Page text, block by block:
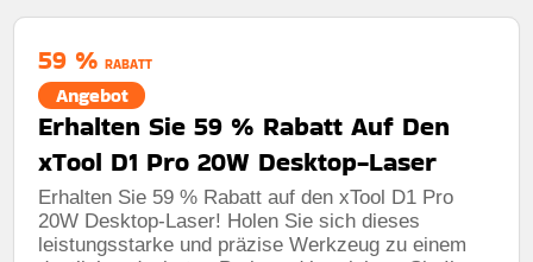
59 % RABATT
Angebot
Erhalten Sie 59 % Rabatt Auf Den
xTool D1 Pro 20W Desktop-Laser
Erhalten Sie 59 % Rabatt auf den xTool D1 Pro
20W Desktop-Laser! Holen Sie sich dieses
leistungsstarke und präzise Werkzeug zu einem